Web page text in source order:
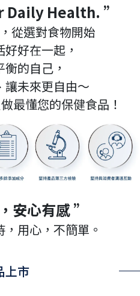
Daily Health. ”
從選對食物開始
好在一起，
的自己，
讓未來更自由～
最懂您的保健食品！
安心有感 ”
用心，不簡單。
上市